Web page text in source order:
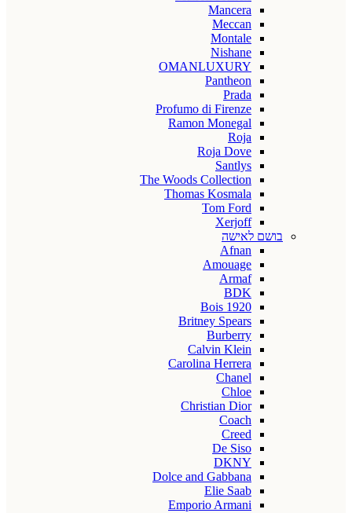
Mancera
Meccan
Montale
Nishane
OMANLUXURY
Pantheon
Prada
Profumo di Firenze
Ramon Monegal
Roja
Roja Dove
Santlys
The Woods Collection
Thomas Kosmala
Tom Ford
Xerjoff
בושם לאישה
Afnan
Amouage
Armaf
BDK
Bois 1920
Britney Spears
Burberry
Calvin Klein
Carolina Herrera
Chanel
Chloe
Christian Dior
Coach
Creed
De Siso
DKNY
Dolce and Gabbana
Elie Saab
Emporio Armani